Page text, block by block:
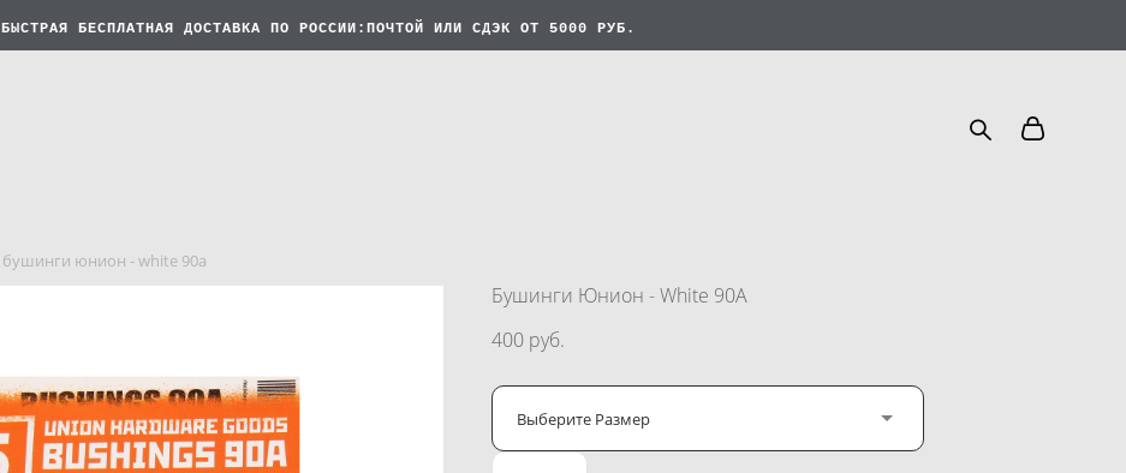
БЫСТРАЯ БЕСПЛАТНАЯ ДОСТАВКА ПО РОССИИ:ПОЧТОЙ ИЛИ СДЭК ОТ 5000 РУБ.
бушинги юнион - white 90а
Бушинги Юнион - White 90А
400 pуб.
Выберите Размер